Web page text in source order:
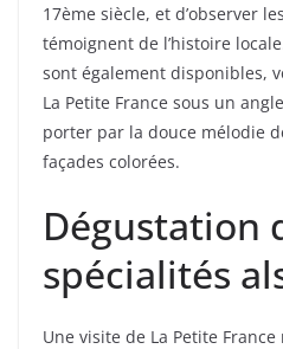
17ème siècle, et d’observer
témoignent de l’histoire
sont également disponibles,
La Petite France sous un
porter par la douce mélodie
façades colorées.
Dégustation
spécialités
Une visite de La Petite